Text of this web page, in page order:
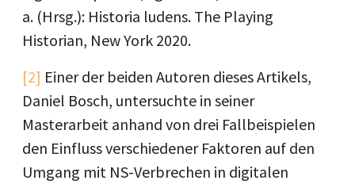
a. (Hrsg.): Historia ludens. The Playing
Historian, New York 2020.
[2] Einer der beiden Autoren dieses Artikels,
Daniel Bosch, untersuchte in seiner
Masterarbeit anhand von drei Fallbeispielen
den Einfluss verschiedener Faktoren auf den
Umgang mit NS-Verbrechen in digitalen